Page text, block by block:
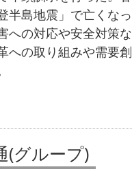
半島地震」で亡くな
への対応や安全対策
への取り組みや需要
(グループ)